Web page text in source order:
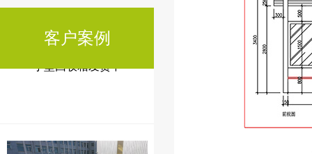
客户案例